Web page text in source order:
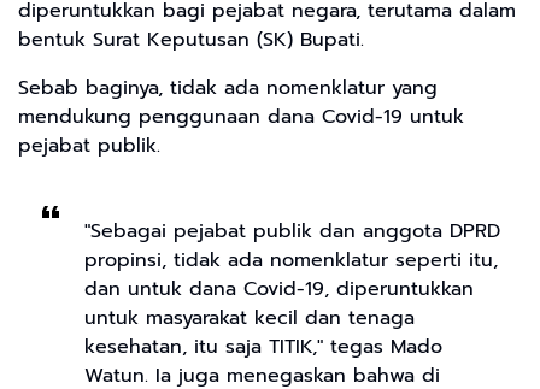
diperuntukkan bagi pejabat negara, terutama dalam
bentuk Surat Keputusan (SK) Bupati.
Sebab baginya, tidak ada nomenklatur yang
mendukung penggunaan dana Covid-19 untuk
pejabat publik.
"Sebagai pejabat publik dan anggota DPRD
propinsi, tidak ada nomenklatur seperti itu,
dan untuk dana Covid-19, diperuntukkan
untuk masyarakat kecil dan tenaga
kesehatan, itu saja TITIK," tegas Mado
Watun. Ia juga menegaskan bahwa di